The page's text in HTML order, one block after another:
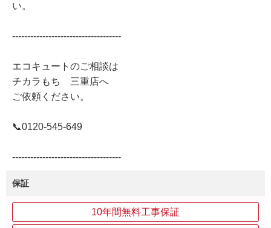
い。
------------------------------------
エコキュートのご相談は
チカラもち 三重店へ
ご依頼ください。
📞0120-545-649
------------------------------------
保証
10年間無料工事保証